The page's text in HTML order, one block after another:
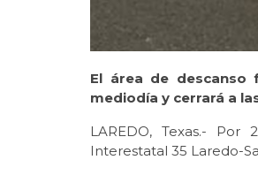
El área de descanso
mediodía y cerrará a
LAREDO, Texas.-
Interestatal 35 Laredo-